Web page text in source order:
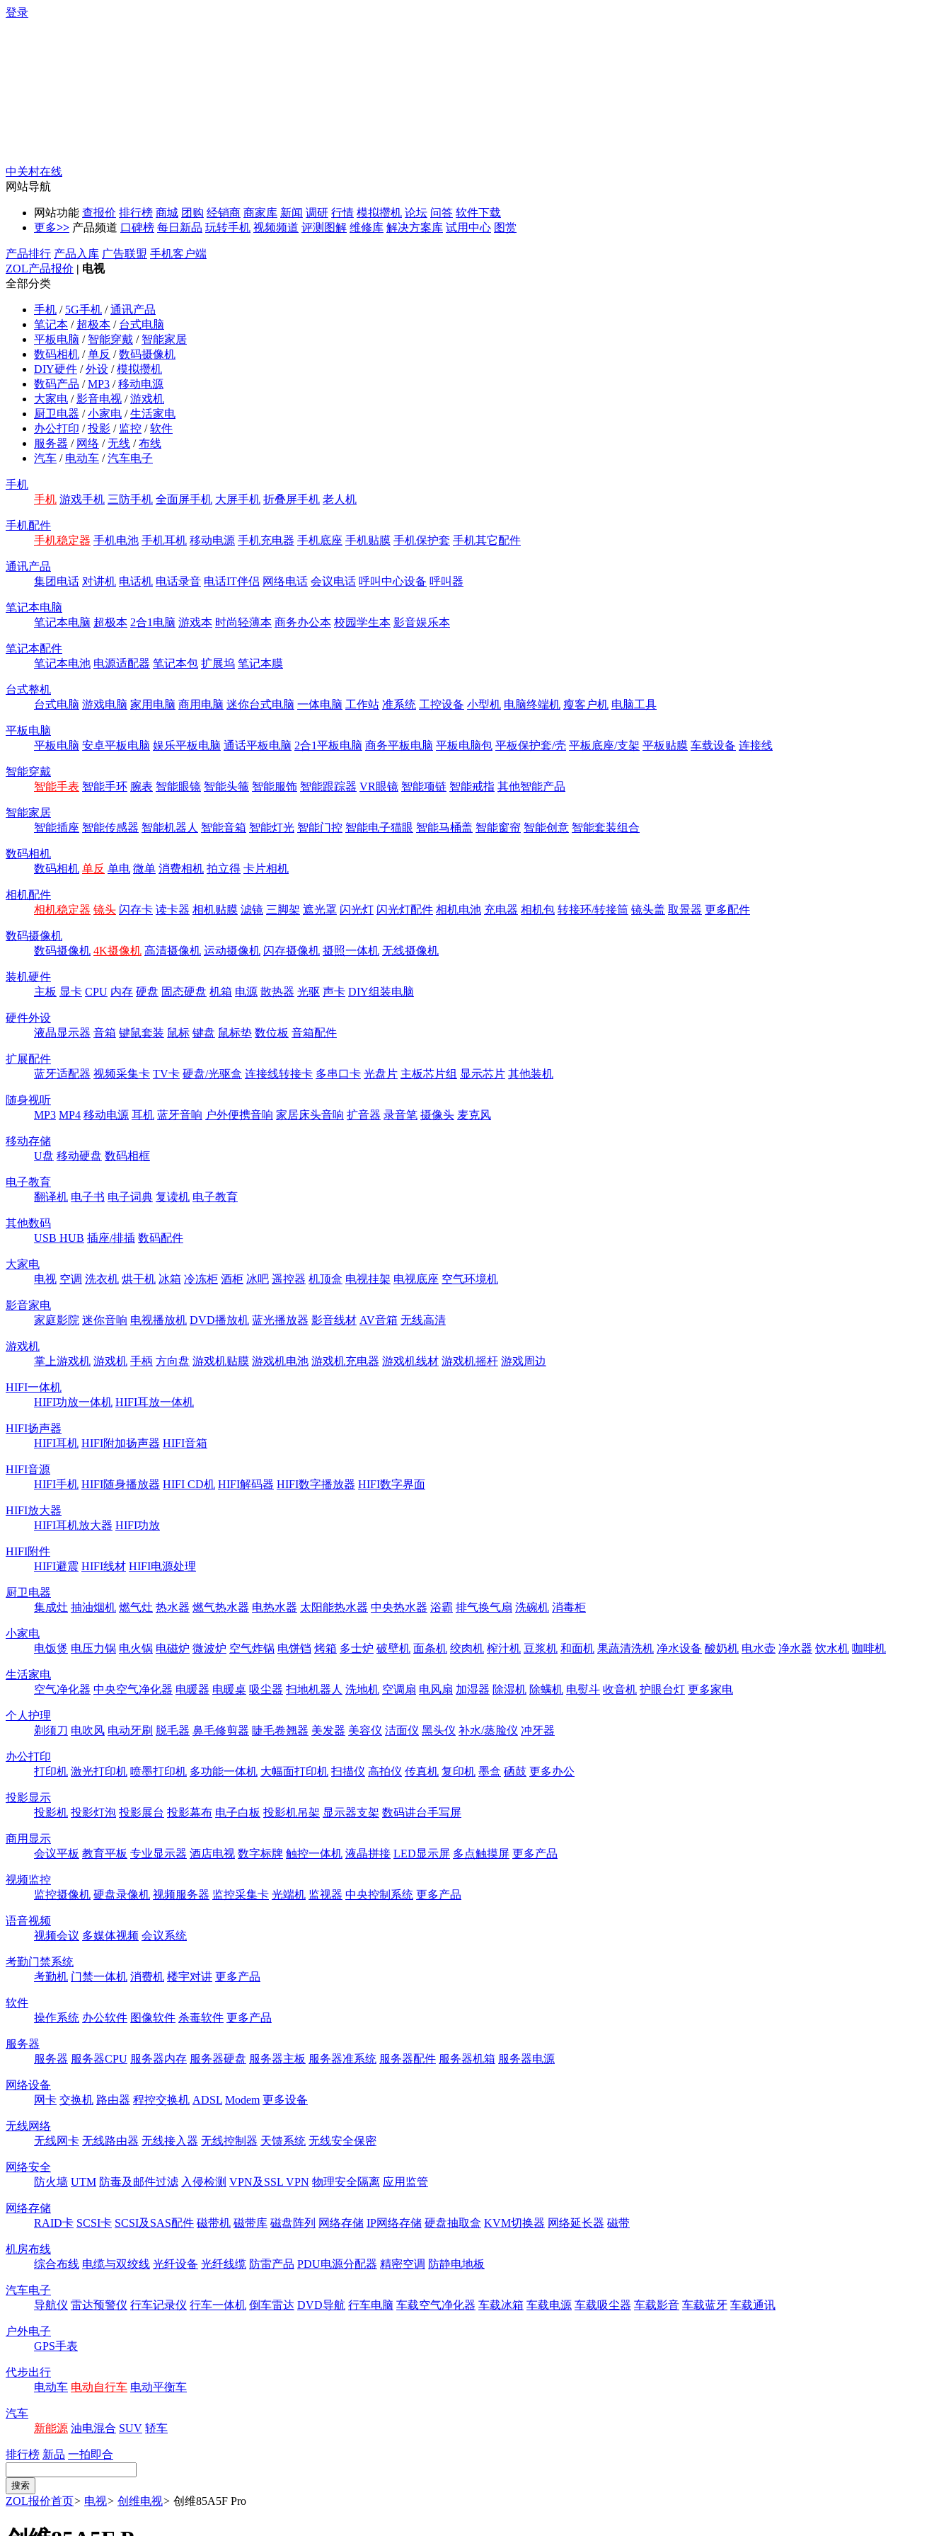
登录
中关村在线
网站导航
网站功能 查报价 排行榜 商城 团购 经销商 商家库 新闻 调研 行情 模拟攒机 论坛 问答 软件下载
更多>> 产品频道 口碑榜 每日新品 玩转手机 视频频道 评测图解 维修库 解决方案库 试用中心 图赏
产品排行 产品入库 广告联盟 手机客户端
ZOL产品报价 | 电视
全部分类
手机 / 5G手机 /通讯产品
笔记本 / 超极本 / 台式电脑
平板电脑 / 智能穿戴 / 智能家居
数码相机 /单反 /数码摄像机
DIY硬件 /外设 /模拟攒机
数码产品 /MP3 /移动电源
大家电 /影音电视 /游戏机
厨卫电器 /小家电 /生活家电
办公打印 /投影 / 监控 /软件
服务器 / 网络 /无线 /布线
汽车 / 电动车 /汽车电子
手机
手机 游戏手机 三防手机 全面屏手机 大屏手机 折叠屏手机 老人机
手机配件
手机稳定器 手机电池 手机耳机 移动电源 手机充电器 手机底座 手机贴膜 手机保护套 手机其它配件
通讯产品
集团电话 对讲机 电话机 电话录音 电话IT伴侣 网络电话 会议电话 呼叫中心设备 呼叫器
笔记本电脑
笔记本电脑 超极本 2合1电脑 游戏本 时尚轻薄本 商务办公本 校园学生本 影音娱乐本
笔记本配件
笔记本电池 电源适配器 笔记本包 扩展坞 笔记本膜
台式整机
台式电脑 游戏电脑 家用电脑 商用电脑 迷你台式电脑 一体电脑 工作站 准系统 工控设备 小型机 电脑终端机 瘦客户机 电脑工具
平板电脑
平板电脑 安卓平板电脑 娱乐平板电脑 通话平板电脑 2合1平板电脑 商务平板电脑 平板电脑包 平板保护套/壳 平板底座/支架 平板贴膜 车载设备 连接线
智能穿戴
智能手表 智能手环 腕表 智能眼镜 智能头箍 智能服饰 智能跟踪器 VR眼镜 智能项链 智能戒指 其他智能产品
智能家居
智能插座 智能传感器 智能机器人 智能音箱 智能灯光 智能门控 智能电子猫眼 智能马桶盖 智能窗帘 智能创意 智能套装组合
数码相机
数码相机 单反 单电 微单 消费相机 拍立得 卡片相机
相机配件
相机稳定器 镜头 闪存卡 读卡器 相机贴膜 滤镜 三脚架 遮光罩 闪光灯 闪光灯配件 相机电池 充电器 相机包 转接环/转接筒 镜头盖 取景器 更多配件
数码摄像机
数码摄像机 4K摄像机 高清摄像机 运动摄像机 闪存摄像机 摄照一体机 无线摄像机
装机硬件
主板 显卡 CPU 内存 硬盘 固态硬盘 机箱 电源 散热器 光驱 声卡 DIY组装电脑
硬件外设
液晶显示器 音箱 键鼠套装 鼠标 键盘 鼠标垫 数位板 音箱配件
扩展配件
蓝牙适配器 视频采集卡 TV卡 硬盘/光驱盒 连接线转接卡 多串口卡 光盘片 主板芯片组 显示芯片 其他装机
随身视听
MP3 MP4 移动电源 耳机 蓝牙音响 户外便携音响 家居床头音响 扩音器 录音笔 摄像头 麦克风
移动存储
U盘 移动硬盘 数码相框
电子教育
翻译机 电子书 电子词典 复读机 电子教育
其他数码
USB HUB 插座/排插 数码配件
大家电
电视 空调 洗衣机 烘干机 冰箱 冷冻柜 酒柜 冰吧 遥控器 机顶盒 电视挂架 电视底座 空气环境机
影音家电
家庭影院 迷你音响 电视播放机 DVD播放机 蓝光播放器 影音线材 AV音箱 无线高清
游戏机
掌上游戏机 游戏机 手柄 方向盘 游戏机贴膜 游戏机电池 游戏机充电器 游戏机线材 游戏机摇杆 游戏周边
HIFI一体机
HIFI功放一体机 HIFI耳放一体机
HIFI扬声器
HIFI耳机 HIFI附加扬声器 HIFI音箱
HIFI音源
HIFI手机 HIFI随身播放器 HIFI CD机 HIFI解码器 HIFI数字播放器 HIFI数字界面
HIFI放大器
HIFI耳机放大器 HIFI功放
HIFI附件
HIFI避震 HIFI线材 HIFI电源处理
厨卫电器
集成灶 抽油烟机 燃气灶 热水器 燃气热水器 电热水器 太阳能热水器 中央热水器 浴霸 排气换气扇 洗碗机 消毒柜
小家电
电饭煲 电压力锅 电火锅 电磁炉 微波炉 空气炸锅 电饼铛 烤箱 多士炉 破壁机 面条机 绞肉机 榨汁机 豆浆机 和面机 果蔬清洗机 净水设备 酸奶机 电水壶 净水器 饮水机 咖啡机
生活家电
空气净化器 中央空气净化器 电暖器 电暖桌 吸尘器 扫地机器人 洗地机 空调扇 电风扇 加湿器 除湿机 除螨机 电熨斗 收音机 护眼台灯 更多家电
个人护理
剃须刀 电吹风 电动牙刷 脱毛器 鼻毛修剪器 睫毛卷翘器 美发器 美容仪 洁面仪 黑头仪 补水/蒸脸仪 冲牙器
办公打印
打印机 激光打印机 喷墨打印机 多功能一体机 大幅面打印机 扫描仪 高拍仪 传真机 复印机 墨盒 硒鼓 更多办公
投影显示
投影机 投影灯泡 投影展台 投影幕布 电子白板 投影机吊架 显示器支架 数码讲台手写屏
商用显示
会议平板 教育平板 专业显示器 酒店电视 数字标牌 触控一体机 液晶拼接 LED显示屏 多点触摸屏 更多产品
视频监控
监控摄像机 硬盘录像机 视频服务器 监控采集卡 光端机 监视器 中央控制系统 更多产品
语音视频
视频会议 多媒体视频 会议系统
考勤门禁系统
考勤机 门禁一体机 消费机 楼宇对讲 更多产品
软件
操作系统 办公软件 图像软件 杀毒软件 更多产品
服务器
服务器 服务器CPU 服务器内存 服务器硬盘 服务器主板 服务器准系统 服务器配件 服务器机箱 服务器电源
网络设备
网卡 交换机 路由器 程控交换机 ADSL Modem 更多设备
无线网络
无线网卡 无线路由器 无线接入器 无线控制器 天馈系统 无线安全保密
网络安全
防火墙 UTM 防毒及邮件过滤 入侵检测 VPN及SSL VPN 物理安全隔离 应用监管
网络存储
RAID卡 SCSI卡 SCSI及SAS配件 磁带机 磁带库 磁盘阵列 网络存储 IP网络存储 硬盘抽取盒 KVM切换器 网络延长器 磁带
机房布线
综合布线 电缆与双绞线 光纤设备 光纤线缆 防雷产品 PDU电源分配器 精密空调 防静电地板
汽车电子
导航仪 雷达预警仪 行车记录仪 行车一体机 倒车雷达 DVD导航 行车电脑 车载空气净化器 车载冰箱 车载电源 车载吸尘器 车载影音 车载蓝牙 车载通讯
户外电子
GPS手表
代步出行
电动车 电动自行车 电动平衡车
汽车
新能源 油电混合 SUV 轿车
排行榜 新品 一拍即合
ZOL报价首页> 电视> 创维电视> 创维85A5F Pro